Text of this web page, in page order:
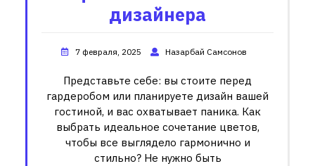
дизайнера
7 февраля, 2025 Назарбай Самсонов
Представьте себе: вы стоите перед
гардеробом или планируете дизайн вашей
гостиной, и вас охватывает паника. Как
выбрать идеальное сочетание цветов,
чтобы все выглядело гармонично и
стильно? Не нужно быть